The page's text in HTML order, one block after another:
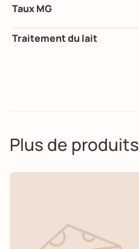
Taux MG
Traitement du lait
Plus de produits